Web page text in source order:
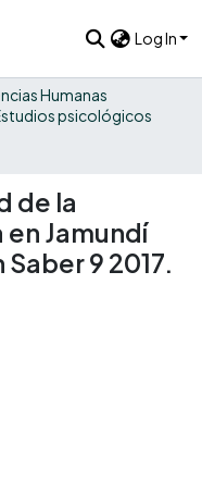
Log In
Humanas
psicológicos
de la
Jamundí
9 2017.